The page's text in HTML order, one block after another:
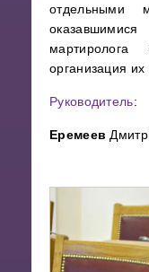
отдельными
организация
Руководитель:
Еремеев